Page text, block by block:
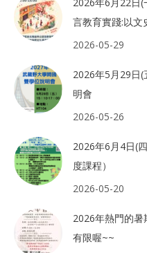
言教育實踐:以文
2026-05-29
2026年5月29日
明會
2026-05-26
2026年6月4日(
度課程）
2026-05-20
2026年熱門的
有限喔~~